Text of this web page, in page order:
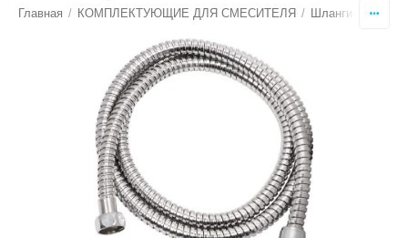
Главная / КОМПЛЕКТУЮЩИЕ ДЛЯ СМЕСИТЕЛЯ / Шланги для